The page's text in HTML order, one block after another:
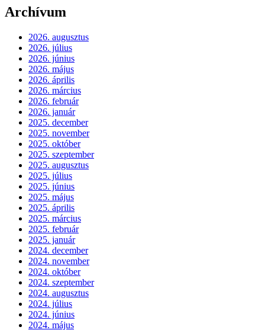
Archívum
2026. augusztus
2026. július
2026. június
2026. május
2026. április
2026. március
2026. február
2026. január
2025. december
2025. november
2025. október
2025. szeptember
2025. augusztus
2025. július
2025. június
2025. május
2025. április
2025. március
2025. február
2025. január
2024. december
2024. november
2024. október
2024. szeptember
2024. augusztus
2024. július
2024. június
2024. május